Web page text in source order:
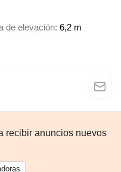
de elevación 6,2 m
recibir anuncios nuevos